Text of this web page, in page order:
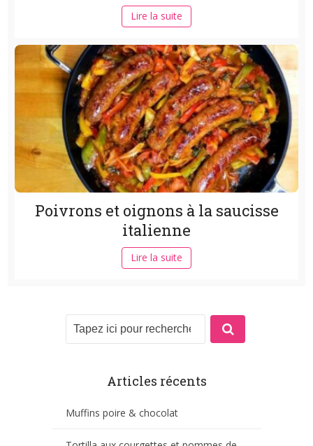
Lire la suite
Poivrons et oignons à la saucisse
italienne
Lire la suite
Articles récents
Muffins poire & chocolat